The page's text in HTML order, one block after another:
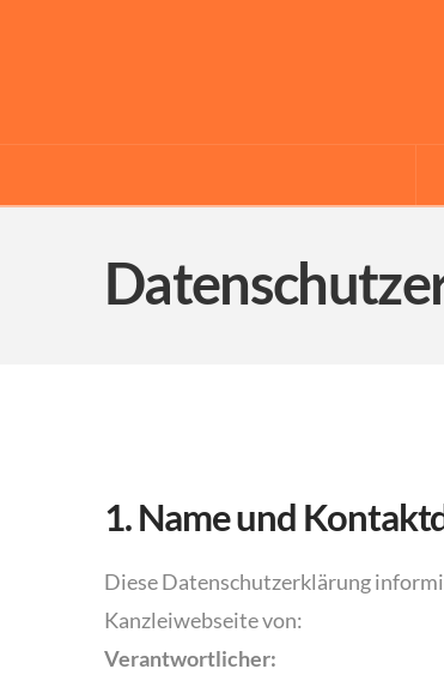
1. Name und
Diese Datenschutzerklärung
Kanzleiwebseite von:
Verantwortlicher: